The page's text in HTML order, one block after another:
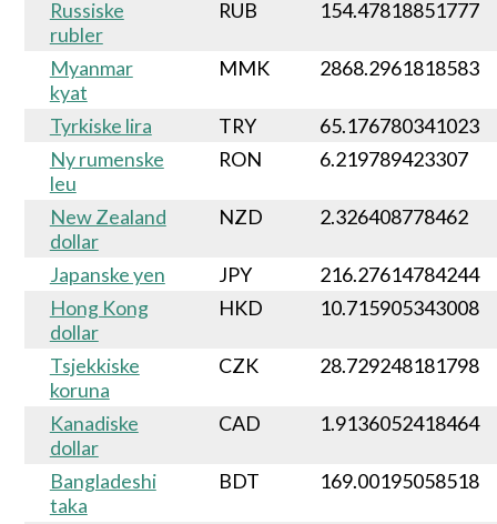
Russiske
rubler
RUB 154.47818851777
Myanmar
kyat
MMK 2868.2961818583
Tyrkiske lira TRY
65.176780341023
Ny rumenske
leu
RON 6.219789423307
New Zealand
dollar
NZD 2.326408778462
Japanske yen JPY
216.27614784244
Hong Kong
dollar
HKD 10.715905343008
Tsjekkiske
koruna
CZK 28.729248181798
Kanadiske
dollar
CAD 1.9136052418464
Bangladeshi
taka
BDT 169.00195058518